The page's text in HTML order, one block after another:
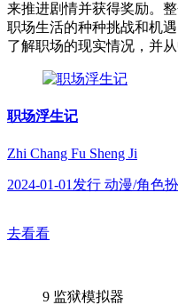
来推进剧情并获得奖励。
职场生活的种种挑战和机
了解职场的现实情况，并
职场浮生记
Zhi Chang Fu Sheng Ji
2024-01-01发行 动漫/角色
去看看
9 监狱模拟器